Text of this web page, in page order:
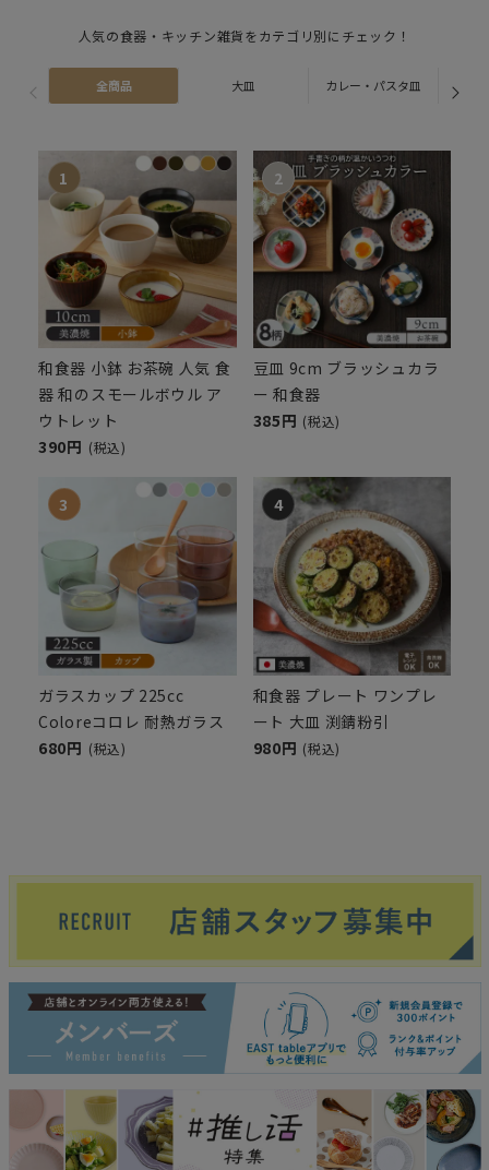
人気の食器・キッチン雑貨をカテゴリ別にチェック！
全商品 大皿 カレー・パスタ皿
和食器 小鉢 お茶碗 人気 食
器 和のスモールボウル ア
ウトレット
390円 (税込)
豆皿 9cm ブラッシュカラ
ー 和食器
385円 (税込)
ガラスカップ 225cc
Coloreコロレ 耐熱ガラス
680円 (税込)
和食器 プレート ワンプレ
ート 大皿 渕錆粉引
980円 (税込)